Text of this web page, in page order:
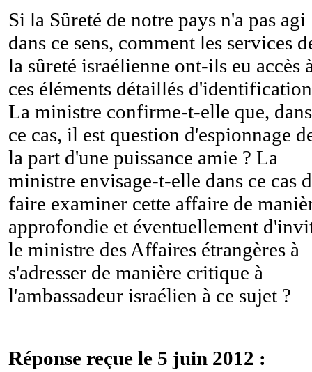
Si la Sûreté de notre pays n'a pas agi
dans ce sens, comment les services
la sûreté israélienne ont-ils eu accès
ces éléments détaillés
La ministre confirme-t-elle que, dans
ce cas, il est question d'espionnage
la part d'une puissance amie ? La
ministre envisage-t-elle dans ce cas
faire examiner cette affaire de
approfondie et éventuellement
le ministre des Affaires étrangères à
s'adresser de manière critique à
l'ambassadeur israélien à ce sujet ?
Réponse reçue le 5 juin 2012 :